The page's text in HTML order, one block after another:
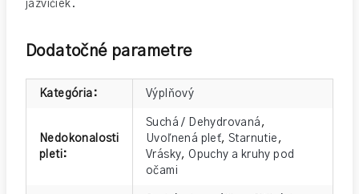
jazvičiek.
Dodatočné parametre
Kategória : Výplňový
Nedokonalosti
pleti:
Suchá / Dehydrovaná ,
Uvoľnená pleť,Starnutie ,
Vrásky,Opuchy a kruhy pod
očami